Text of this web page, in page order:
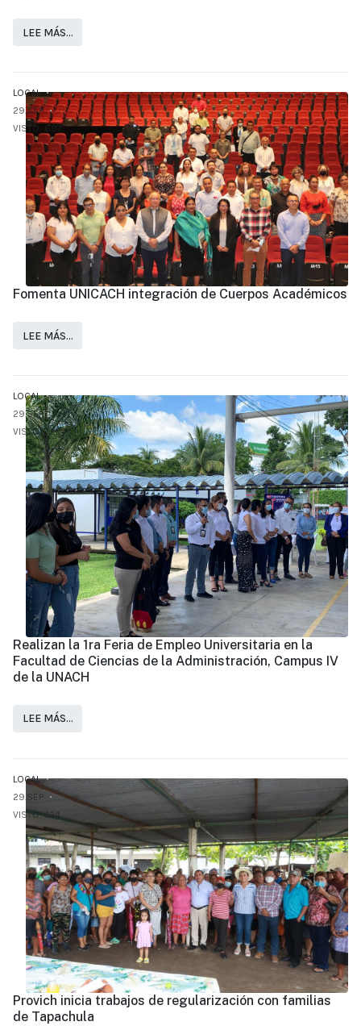
LEE MÁS…
LOCAL
29.SEP
VISTO: 697
Fomenta UNICACH integración de Cuerpos Académicos
LEE MÁS…
LOCAL
29.SEP
VISTO: 726
Realizan la 1ra Feria de Empleo Universitaria en la
Facultad de Ciencias de la Administración, Campus IV
de la UNACH
LEE MÁS…
LOCAL
29.SEP
VISTO: 724
Provich inicia trabajos de regularización con familias
de Tapachula